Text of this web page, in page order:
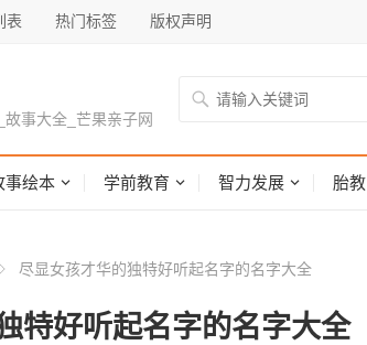
表 热门标签 版权声明
事大全_芒果亲子网
事绘本 学前教育 智力发展 胎教
尽显女孩才华的独特好听起名字的名字大全
特好听起名字的名字大全